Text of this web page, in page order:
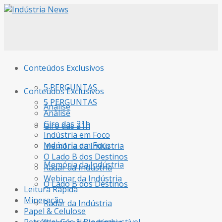
Conteúdos Exclusivos
5 PERGUNTAS
Análise
Giro das 21h
Indústria em Foco
Memória da Indústria
O Lado B dos Destinos
Radar da Indústria
Conteúdos Exclusivos
5 PERGUNTAS
Análise
Giro das 21h
Indústria em Foco
Memória da Indústria
O Lado B dos Destinos
Radar da Indústria
Webinar da Indústria
Leitura Rápida
Mineração
Papel & Celulose